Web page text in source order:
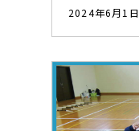
2024年6月1日